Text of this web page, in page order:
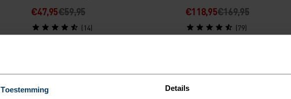
Toestemming Details
€47,95€59,95
(14)
€118,95€169,95
(79)
Summer Sale
Summer Sale